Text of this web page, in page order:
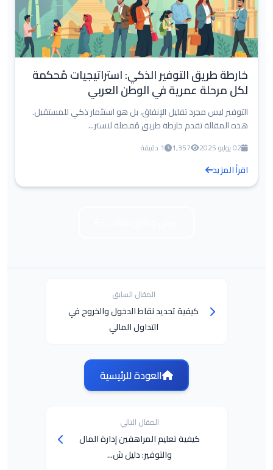
خارطة طريق التوفير الذكي: استراتيجيات مُحكمة
لكل مرحلة عمرية في الوطن العربي
التوفير ليس مجرد تقليل الإنفاق، بل هو استثمار ذكي للمستقبل.
هذه المقالة تقدم خارطة طريق مُفصلة لاستر...
02 يوليو 2025 1,357 1 دقيقة
اقرأ المزيد
المقال السابق
كيفية تحديد نقاط الدخول والخروج في
التداول المالي
العودة للرئيسية
المقال التالي
كيفية تعليم المراهقين إدارة المال
والتوفير: دليل ش...